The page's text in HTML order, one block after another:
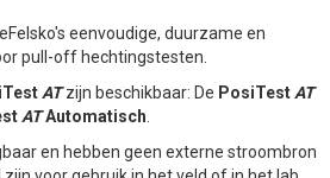
eenvoudige, duurzame en
pull-off hechtingstesten.
ATzijn beschikbaar: De PosiTest AT
ATAutomatisch
en hebben geen externe stroombron